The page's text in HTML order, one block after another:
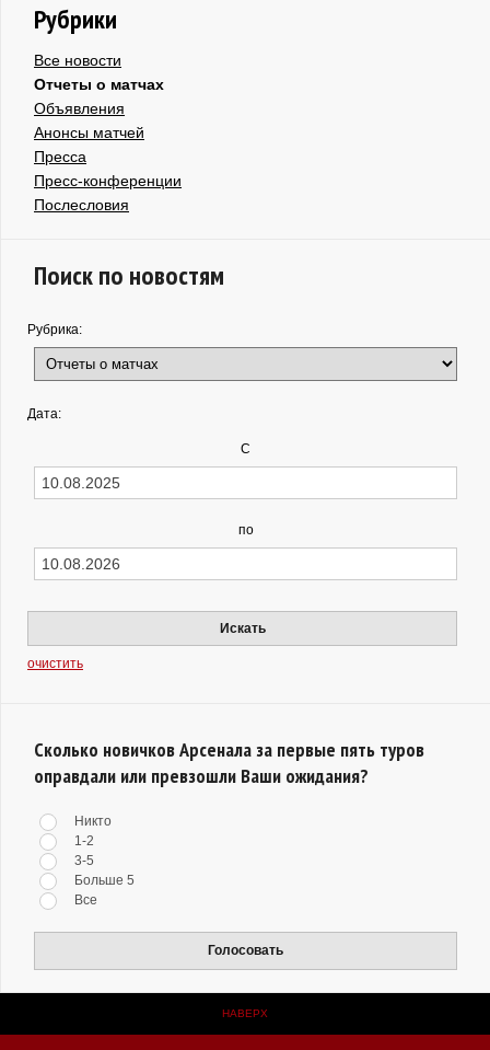
Рубрики
Все новости
Отчеты о матчах
Объявления
Анонсы матчей
Пресса
Пресс-конференции
Послесловия
Поиск по новостям
Рубрика:
Дата:
С
по
Искать
очистить
Сколько новичков Арсенала за первые пять туров
оправдали или превзошли Ваши ожидания?
Никто
1-2
3-5
Больше 5
Все
Голосовать
НАВЕРХ